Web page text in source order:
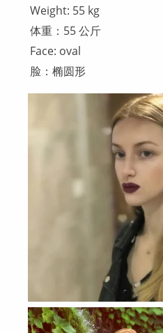
Weight: 55 kg
体重：55 公斤
Face: oval
脸：椭圆形